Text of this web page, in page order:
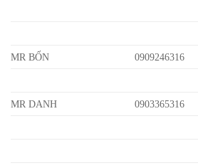
MR BỐN 0909246316
MR DANH 0903365316